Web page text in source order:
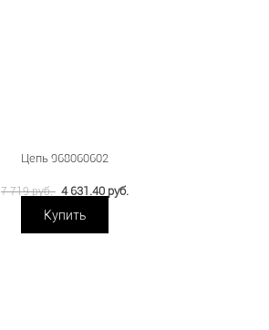
Цепь 968060602
7 719 руб. 4 631.40 руб.
Купить